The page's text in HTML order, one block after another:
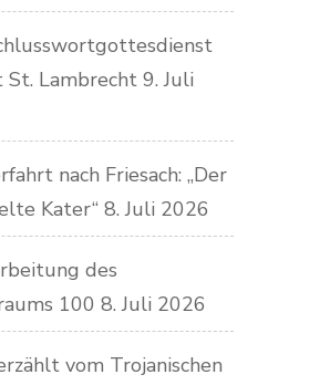
St. Lambrecht 9. Juli
nach Friesach: „Der
Kater“ 8. Juli 2026
des
100 8. Juli 2026
vom Trojanischen